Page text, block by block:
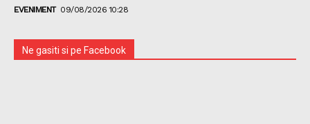
EVENIMENT 09/08/2026 10:28
Ne gasiti si pe Facebook